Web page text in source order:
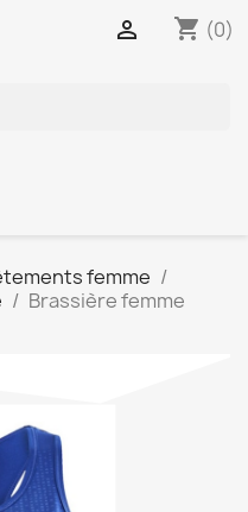
shopping_cart (0)

femme
Brassière femme